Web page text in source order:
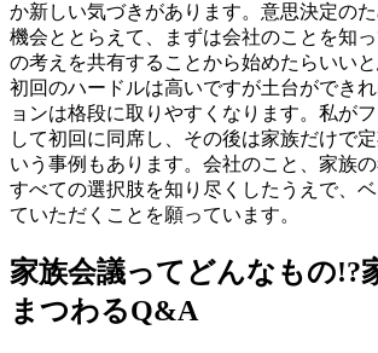
か新しい気づきがあります。意思決定の
機会ととらえて、まずは会社のことを知
の考えを共有することから始めたらいいと
初回のハードルは高いですが土台ができ
ョンは格段に取りやすくなります。私が
して初回に同席し、その後は家族だけで
いう事例もあります。会社のこと、家族
すべての選択肢を知り尽くしたうえで、
ていただくことを願っています。
家族会議ってどんなもの!?
まつわるQ&A